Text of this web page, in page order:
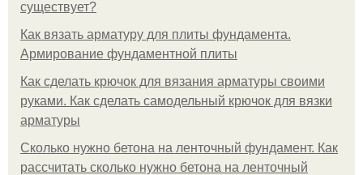
существует?
Как вязать арматуру для плиты фундамента.
Армирование фундаментной плиты
Как сделать крючок для вязания арматуры своими
руками. Как сделать самодельный крючок для вязки
арматуры
Сколько нужно бетона на ленточный фундамент. Как
рассчитать сколько нужно бетона на ленточный